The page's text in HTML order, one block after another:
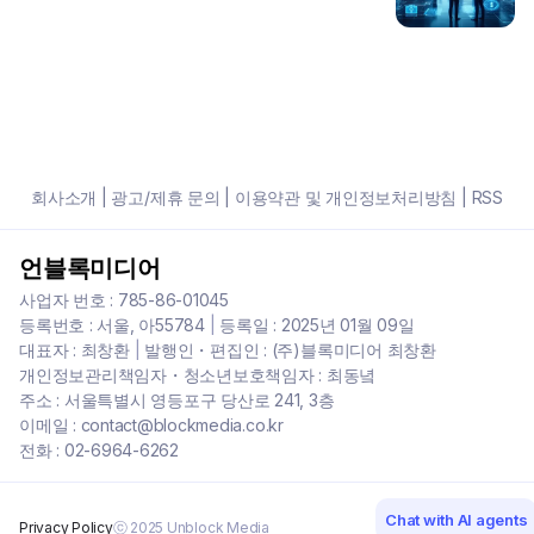
회사소개 광고/제휴 문의 이용약관 및 개인정보처리방침 RSS
언블록미디어
사업자 번호 : 785-86-01045
등록번호 : 서울, 아55784| 등록일 : 2025년 01월 09일
대표자 : 최창환| 발행인・편집인 : (주)블록미디어 최창환
개인정보관리책임자・청소년보호책임자 : 최동녘
주소 : 서울특별시 영등포구 당산로 241, 3층
이메일 : contact@blockmedia.co.kr
전화 : 02-6964-6262
Privacy Policyⓒ 2025 Unblock Media Chat with AI agents